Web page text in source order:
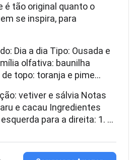
é tão original quanto o
se inspira, para
Dia a dia Tipo: Ousada e
olfativa: baunilha
topo: toranja e pime…
vetiver e sálvia Notas
e cacau Ingredientes
para a direita: 1. …